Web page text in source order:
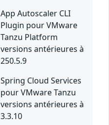
App Autoscaler CLI
Plugin pour VMware
Tanzu Platform
versions antérieures à
250.5.9
Spring Cloud Services
pour VMware Tanzu
versions antérieures à
3.3.10